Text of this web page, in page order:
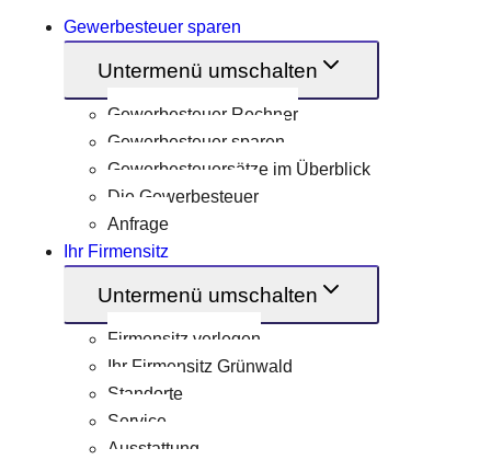
Gewerbesteuer sparen
Untermenü umschalten
Gewerbesteuer Rechner
Gewerbesteuer sparen
Gewerbesteuersätze im Überblick
Die Gewerbesteuer
Anfrage
Ihr Firmensitz
Untermenü umschalten
Firmensitz verlegen
Ihr Firmensitz Grünwald
Standorte
Service
Ausstattung